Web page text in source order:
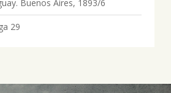
Buenos Aires, 1893/6
29